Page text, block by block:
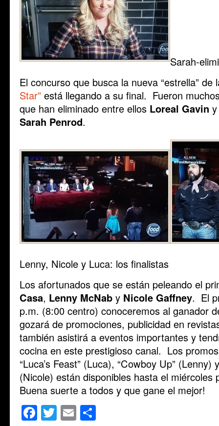
Sarah-
El concurso que busca la nueva “estrella”
Star” está llegando a su final. Fueron
que han eliminado entre ellos Loreal Gavin
Sarah Penrod.
Lenny, Nicole y Luca: los finalistas
Los afortunados que se están peleando el
Casa, Lenny McNab y Nicole Gaffney. El
p.m. (8:00 centro) conoceremos al ganador
gozará de promociones, publicidad en
también asistirá a eventos importantes y
cocina en este prestigioso canal. Los
“Luca’s Feast” (Luca), “Cowboy Up” (Lenny)
(Nicole) están disponibles hasta el
Buena suerte a todos y que gane el mejor!
Facebook
Twitter
Email